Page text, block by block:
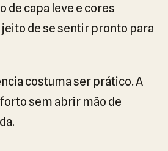
de capa leve e cores
de se sentir pronto para
costuma ser prático. A
sem abrir mão de